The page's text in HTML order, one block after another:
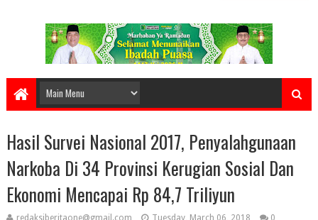
Hasil Survei Nasional 2017, Penyalahgunaan
Narkoba Di 34 Provinsi Kerugian Sosial Dan
Ekonomi Mencapai Rp 84,7 Triliyun
redaksiberitaone@gmail.com Tuesday, March 06, 2018 0